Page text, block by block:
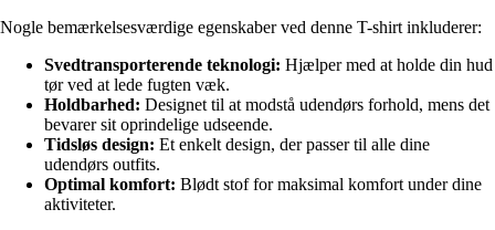
Nogle bemærkelsesværdige egenskaber ved denne T-shirt inkluderer:
Svedtransporterende teknologi: Hjælper med at holde din hud
tør ved at lede fugten væk.
Holdbarhed: Designet til at modstå udendørs forhold, mens det
bevarer sit oprindelige udseende.
Tidsløs design: Et enkelt design, der passer til alle dine
udendørs outfits.
Optimal komfort: Blødt stof for maksimal komfort under dine
aktiviteter.